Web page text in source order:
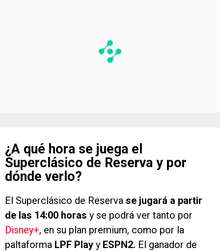
¿A qué hora se juega el
Superclásico de Reserva y por
dónde verlo?
El Superclásico de Reserva se jugará a partir
de las 14:00 horas y se podrá ver tanto por
Disney+, en su plan premium, como por la
paltaforma LPF Play y ESPN2. El ganador de